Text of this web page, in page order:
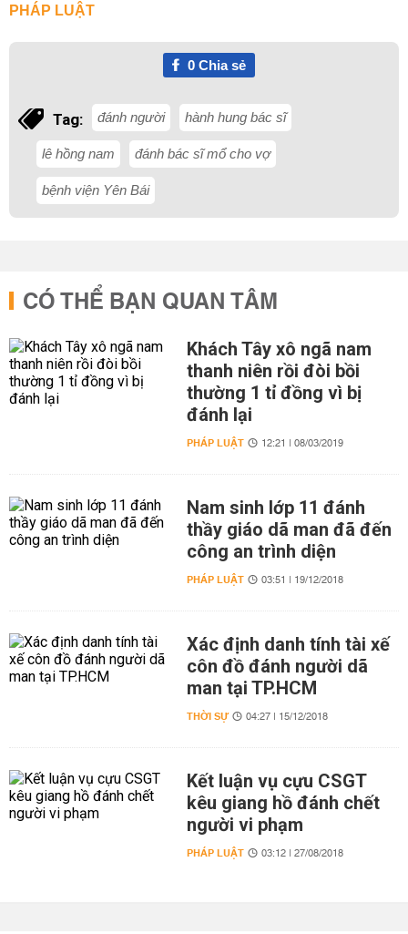
PHÁP LUẬT
0Chia sẻ
Tag: đánh người hành hung bác sĩ
lê hồng nam đánh bác sĩ mổ cho vợ
bệnh viện Yên Bái
CÓ THỂ BẠN QUAN TÂM
Khách Tây xô ngã nam
thanh niên rồi đòi bồi
thường 1 tỉ đồng vì bị
đánh lại
PHÁP LUẬT 12:21 | 08/03/2019
Nam sinh lớp 11 đánh
thầy giáo dã man đã đến
công an trình diện
PHÁP LUẬT 03:51 | 19/12/2018
Xác định danh tính tài xế
côn đồ đánh người dã
man tại TP.HCM
THỜI SỰ 04:27 | 15/12/2018
Kết luận vụ cựu CSGT
kêu giang hồ đánh chết
người vi phạm
PHÁP LUẬT 03:12 | 27/08/2018